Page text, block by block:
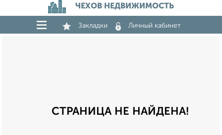
ЧЕХОВ НЕДВИЖИМОСТЬ
Закладки Личный кабинет
СТРАНИЦА НЕ НАЙДЕНА!